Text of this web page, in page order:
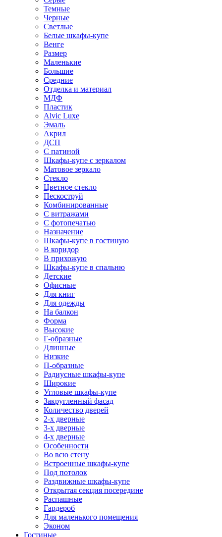
Темные
Черные
Светлые
Белые шкафы-купе
Венге
Размер
Маленькие
Большие
Средние
Отделка и материал
МДФ
Пластик
Alvic Luxe
Эмаль
Акрил
ДСП
С патиной
Шкафы-купе с зеркалом
Матовое зеркало
Стекло
Цветное стекло
Пескоструй
Комбинированные
С витражами
С фотопечатью
Назначение
Шкафы-купе в гостиную
В коридор
В прихожую
Шкафы-купе в спальню
Детские
Офисные
Для книг
Для одежды
На балкон
Форма
Высокие
Г-образные
Длинные
Низкие
П-образные
Радиусные шкафы-купе
Широкие
Угловые шкафы-купе
Закругленный фасад
Количество дверей
2-х дверные
3-х дверные
4-х дверные
Особенности
Во всю стену
Встроенные шкафы-купе
Под потолок
Раздвижные шкафы-купе
Открытая секция посередине
Распашные
Гардероб
Для маленького помещения
Эконом
Гостиные